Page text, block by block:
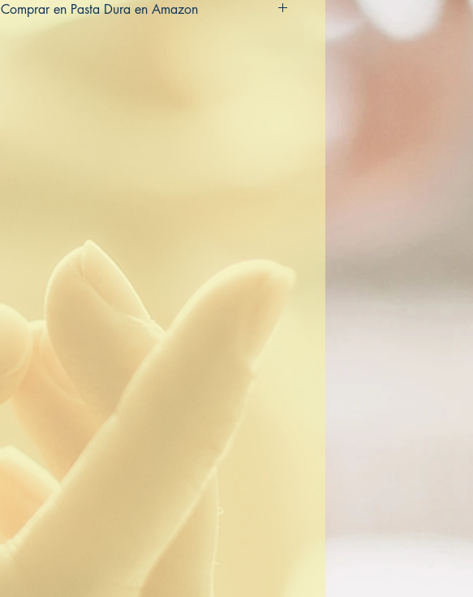
Comprar en Pasta Dura en Amazon